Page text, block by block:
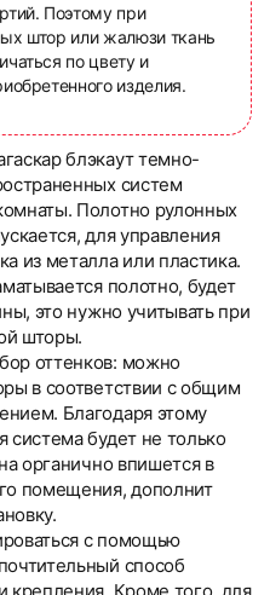
Поэтому при
штор или жалюзи ткань
по цвету и
изделия.
блэкаут темно-
систем
Полотно рулонных
для управления
из металла или пластика.
полотно, будет
это нужно учитывать при
шторы.
оттенков: можно
в соответствии с общим
Благодаря этому
система будет не только
органично впишется в
помещения, дополнит
с помощью
способ